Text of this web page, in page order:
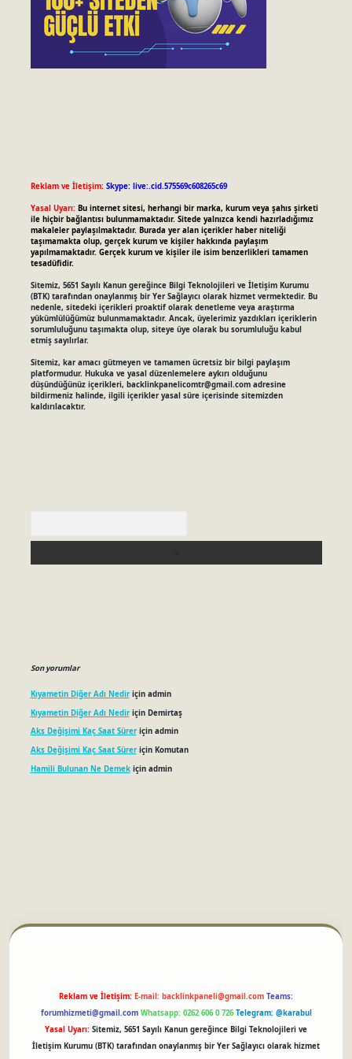
Reklam ve İletişim: Skype: live:.cid.575569c608265c69
Yasal Uyarı: Bu internet sitesi, herhangi bir marka, kurum veya şahıs şirketi
ile hiçbir bağlantısı bulunmamaktadır. Sitede yalnızca kendi hazırladığımız
makaleler paylaşılmaktadır. Burada yer alan içerikler haber niteliği
taşımamakta olup, gerçek kurum ve kişiler hakkında paylaşım
yapılmamaktadır. Gerçek kurum ve kişiler ile isim benzerlikleri tamamen
tesadüfidir.
Sitemiz, 5651 Sayılı Kanun gereğince Bilgi Teknolojileri ve İletişim Kurumu
(BTK) tarafından onaylanmış bir Yer Sağlayıcı olarak hizmet vermektedir. Bu
nedenle, sitedeki içerikleri proaktif olarak denetleme veya araştırma
yükümlülüğümüz bulunmamaktadır. Ancak, üyelerimiz yazdıkları içeriklerin
sorumluluğunu taşımakta olup, siteye üye olarak bu sorumluluğu kabul
etmiş sayılırlar.
Sitemiz, kar amacı gütmeyen ve tamamen ücretsiz bir bilgi paylaşım
platformudur. Hukuka ve yasal düzenlemelere aykırı olduğunu
düşündüğünüz içerikleri, backlinkpanelicomtr@gmail.comadresine
bildirmeniz halinde, ilgili içerikler yasal süre içerisinde sitemizden
kaldırılacaktır.
Son yorumlar
Kıyametin Diğer Adı Nediriçin admin
Kıyametin Diğer Adı Nediriçin Demirtaş
Aks Değişimi Kaç Saat Süreriçin admin
Aks Değişimi Kaç Saat Süreriçin Komutan
Hamili Bulunan Ne Demekiçin admin
Reklam ve İletişim: E-mail: backlinkpaneli@gmail.com Teams:
forumhizmeti@gmail.com Whatsapp: 0262 606 0 726 Telegram: @karabul
Yasal Uyarı: Sitemiz, 5651 Sayılı Kanun gereğince Bilgi Teknolojileri ve
İletişim Kurumu (BTK) tarafından onaylanmış bir Yer Sağlayıcı olarak hizmet